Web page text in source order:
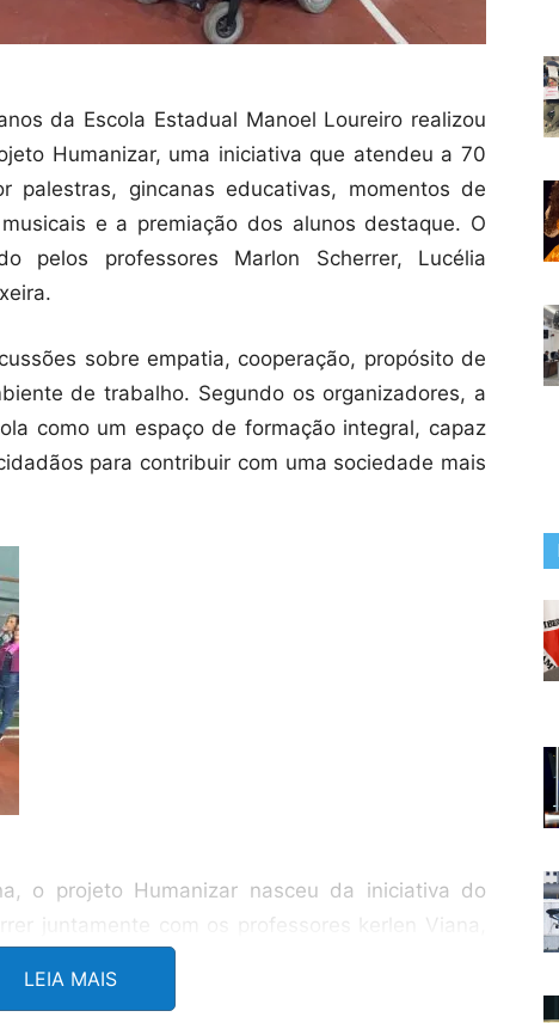
da Escola Estadual Manoel Loureiro realizou
Humanizar, uma iniciativa que atendeu a 70
palestras, gincanas educativas, momentos de
e a premiação dos alunos destaque. O
pelos professores Marlon Scherrer, Lucélia
sobre empatia, cooperação, propósito de
de trabalho. Segundo os organizadores, a
como um espaço de formação integral, capaz
para contribuir com uma sociedade mais
o projeto Humanizar nasceu da iniciativa do
juntamente com os professores kerlen Viana,
objetivo é oferecer aos alunos do curso técnico
Manoel Loureiro uma formação que vá
LEIA MAIS